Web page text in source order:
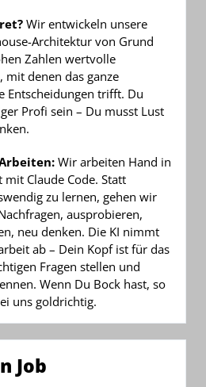
Wir entwickeln unsere
Architektur von Grund
Zahlen wertvolle
mit denen das ganze
Entscheidungen trifft. Du
Profi sein – Du musst Lust
Wir arbeiten Hand in
Claude Code. Statt
zu lernen, gehen wir
ausprobieren,
neu denken. Die KI nimmt
ab – Dein Kopf ist für das
Fragen stellen und
Wenn Du Bock hast, so
uns goldrichtig.
Job